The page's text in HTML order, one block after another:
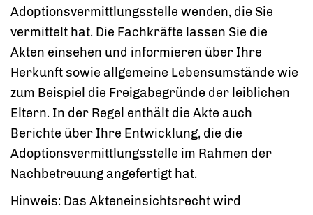
Adoptionsvermittlungsstelle wenden, die Sie
vermittelt hat. Die Fachkräfte lassen Sie die
Akten einsehen und informieren über Ihre
Herkunft sowie allgemeine Lebensumstände wie
zum Beispiel die Freigabegründe der leiblichen
Eltern. In der Regel enthält die Akte auch
Berichte über Ihre Entwicklung, die die
Adoptionsvermittlungsstelle im Rahmen der
Nachbetreuung angefertigt hat.
Hinweis: Das Akteneinsichtsrecht wird